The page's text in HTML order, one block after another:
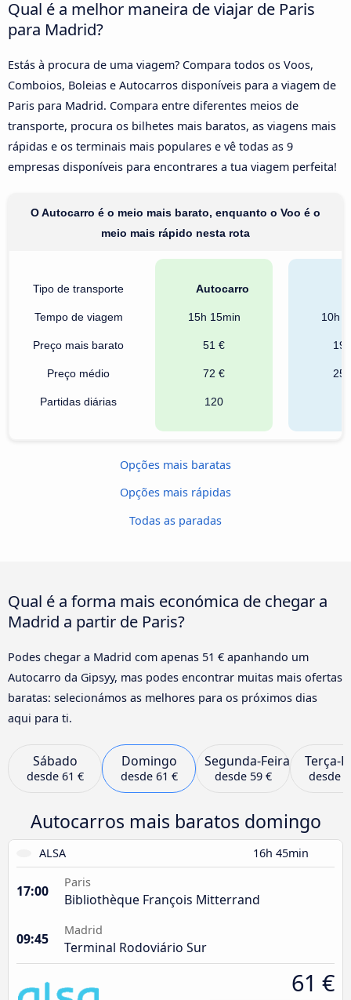
Qual é a melhor maneira de viajar de Paris
para Madrid?
Estás à procura de uma viagem? Compara todos os Voos,
Comboios, Boleias e Autocarros disponíveis para a viagem de
Paris para Madrid. Compara entre diferentes meios de
transporte, procura os bilhetes mais baratos, as viagens mais
rápidas e os terminais mais populares e vê todas as 9
empresas disponíveis para encontrares a tua viagem perfeita!
O Autocarro é o meio mais barato, enquanto o Voo é o
meio mais rápido nesta rota
Tipo de transporte
Tempo de viagem
Preço mais barato
Preço médio
Partidas diárias
Autocarro
15h 15min
51 €
72 €
120
10h
Opções mais baratas
Opções mais rápidas
Todas as paradas
Qual é a forma mais económica de chegar a
Madrid a partir de Paris?
Podes chegar a Madrid com apenas 51 € apanhando um
Autocarro da Gipsyy, mas podes encontrar muitas mais ofertas
baratas: selecionámos as melhores para os próximos dias
aqui para ti.
Sábado
desde 61 €
Domingo
desde 61 €
Segunda-Feira
desde 59 €
Terça-
desde
Autocarros mais baratos domingo
ALSA 16h 45min
17:00
Paris
Bibliothèque François Mitterrand
09:45
Madrid
Terminal Rodoviário Sur
61 €